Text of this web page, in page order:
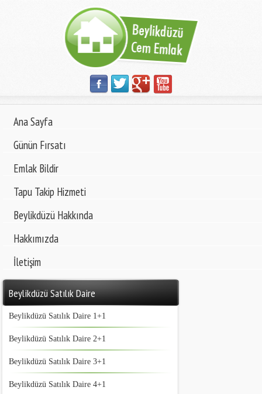
Ana Sayfa
Günün Fırsatı
Emlak Bildir
Tapu Takip Hizmeti
Beylikdüzü Hakkında
Hakkımızda
İletişim
Beylikdüzü Satılık Daire
Beylikdüzü Satılık Daire 1+1
Beylikdüzü Satılık Daire 2+1
Beylikdüzü Satılık Daire 3+1
Beylikdüzü Satılık Daire 4+1